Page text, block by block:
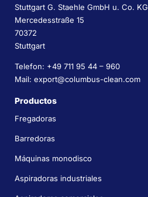
Stuttgart G. Staehle GmbH u. Co. KG
Mercedesstraße 15
70372
Stuttgart
Telefon: +49 711 95 44 – 960
Mail: export@columbus-clean.com
Productos
Fregadoras
Barredoras
Máquinas monodisco
Aspiradoras industriales